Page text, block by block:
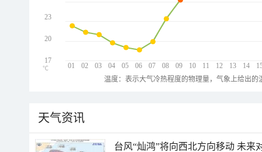
01 02 03 04 05 06 07 08 09 10 11 12 13 14
23
20
17
℃
温度：表示大气冷热程度的物理量，气象上给出
天气资讯
台风“灿鸿”将向西北方向移动 未来